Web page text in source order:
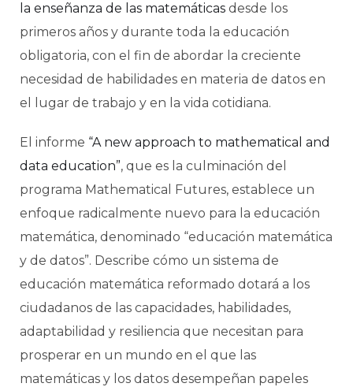
la enseñanza de las matemáticas desde los
primeros años y durante toda la educación
obligatoria, con el fin de abordar la creciente
necesidad de habilidades en materia de datos en
el lugar de trabajo y en la vida cotidiana.
El informe “A new approach to mathematical and
data education”, que es la culminación del
programa Mathematical Futures, establece un
enfoque radicalmente nuevo para la educación
matemática, denominado “educación matemática
y de datos”. Describe cómo un sistema de
educación matemática reformado dotará a los
ciudadanos de las capacidades, habilidades,
adaptabilidad y resiliencia que necesitan para
prosperar en un mundo en el que las
matemáticas y los datos desempeñan papeles